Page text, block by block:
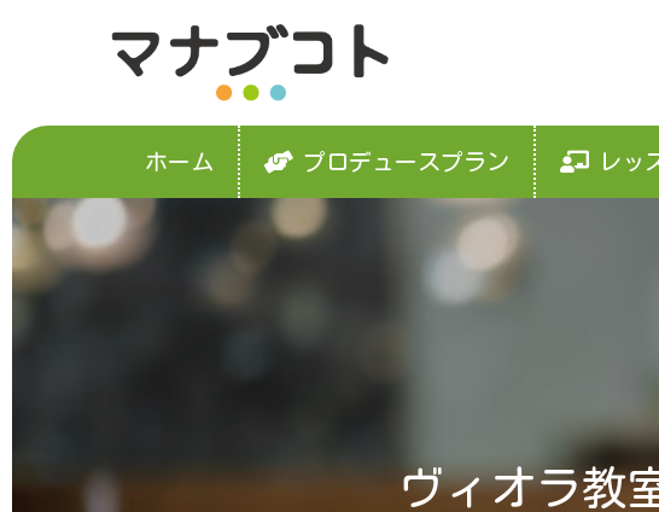
ホーム プロデュースプラン レッ
ヴィオラ教